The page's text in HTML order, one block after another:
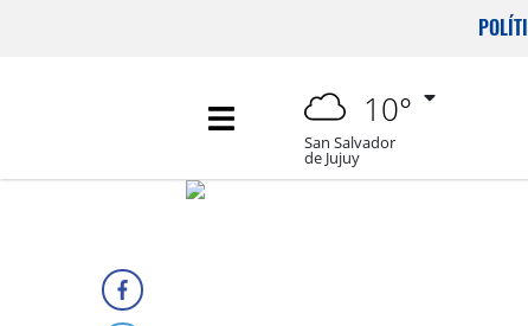
10°
San Salvador
de Jujuy